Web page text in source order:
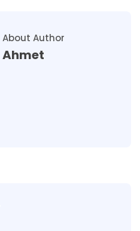
About Author
Ahmet